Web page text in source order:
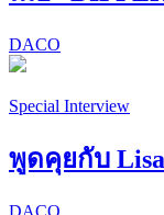
DACO
Special Interview
พูดคุยกับ Lisa